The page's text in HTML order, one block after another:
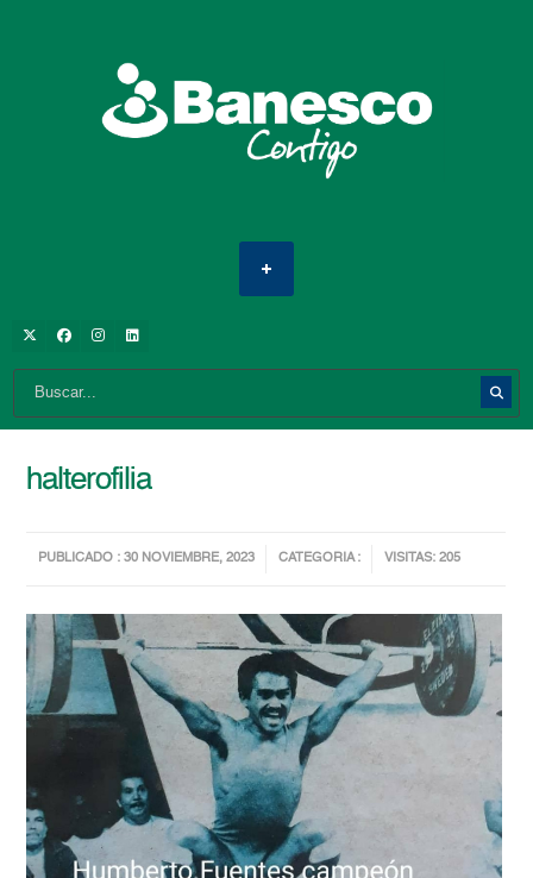
halterofilia
PUBLICADO : 30 NOVIEMBRE, 2023 CATEGORIA : VISITAS: 205